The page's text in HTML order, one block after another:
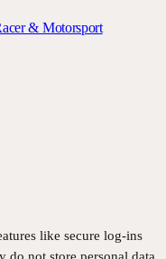
& Motorsport
like secure log-ins
do not store personal data.